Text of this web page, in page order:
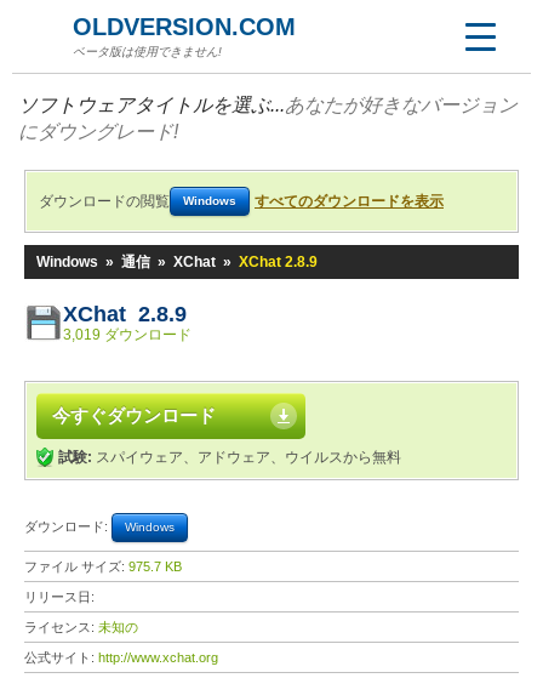
OLDVERSION.COM
ベータ版は使用できません!
ソフトウェアタイトルを選ぶ...あなたが好きなバージョン
にダウングレード!
ダウンロードの閲覧 Windows すべてのダウンロードを表示
Windows » 通信 » XChat » XChat 2.8.9
XChat 2.8.9
3,019 ダウンロード
今すぐダウンロード
試験: スパイウェア、アドウェア、ウイルスから無料
ダウンロード: Windows
ファイル サイズ: 975.7 KB
リリース日:
ライセンス: 未知の
公式サイト: http://www.xchat.org